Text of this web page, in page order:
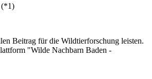
Beitrag für die Wildtierforschung leisten.
"Wilde Nachbarn Baden -